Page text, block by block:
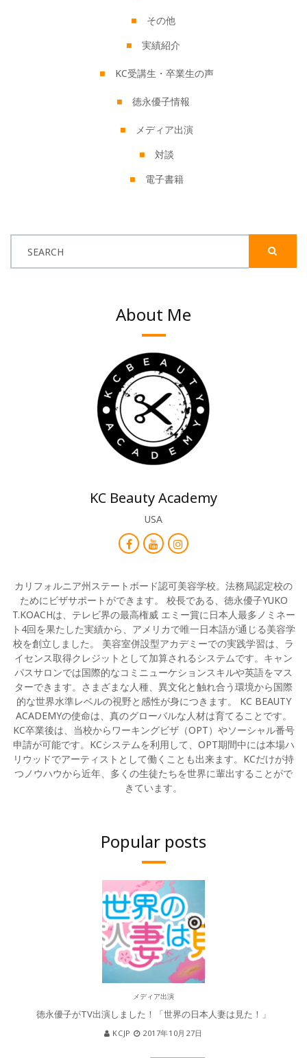
その他
実績紹介
KC受講生・卒業生の声
徳永優子情報
メディア出演
対談
電子書籍
SEARCH
About Me
KC Beauty Academy
USA
カリフォルニア州ステートボード認可美容学校。法務局認定校の
ためにビザサポートができます。 校長である、徳永優子YUKO
T.KOACHは、テレビ界の最高権威 エミー賞に日本人最多ノミネー
ト4回を果たした実績から、アメリカで唯一日本語が通じる美容学
校を創立しました。 美容室併設型アカデミーでの実践学習は、ラ
イセンス取得クレジットとして加算されるシステムです。キャン
パスサロンでは国際的なコミニューケションスキルや英語をマス
ターできます。さまざまな人種、異文化と触れ合う環境から国際
的な世界水準レベルの視野と感性が身につきます。 KC BEAUTY
ACADEMYの使命は、真のグローバルな人材は育てることです。
KC卒業後は、当校からワーキングビザ（OPT）やソーシャル番号
申請が可能です。KCシステムを利用して、OPT期間中には本場ハ
リウッドでアーティストとして働くことも出来ます。KCだけが持
つノウハウから近年、多くの生徒たちを世界に輩出することがで
きています。
Popular posts
メディア出演
徳永優子がTV出演しました！「世界の日本人妻は見た！」
KCJP 2017年10月27日